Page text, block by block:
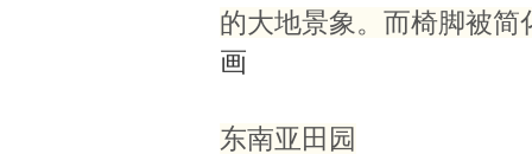
的大地景象。而椅脚被
画
东南亚田园